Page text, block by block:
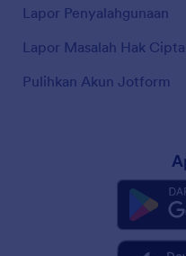
Lapor Penyalahgunaan
Lapor Masalah Hak Cipta
Pulihkan Akun Jotform